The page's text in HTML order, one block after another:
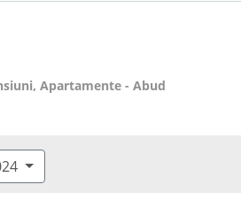
Apartamente - Abud